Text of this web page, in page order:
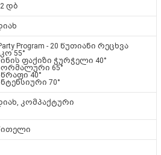
დბ
Program - 20 წუთიანი რეცხვა
55°
ფაქიზი ჭურჭელი 40°
65°
40°
70°
კომპაქტური